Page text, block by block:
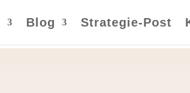
Blog Strategie-Post